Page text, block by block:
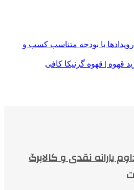
با بودجه متناسب کسب و
قهوه | قهوه گرنیکا کافی
یارانه نقدی و کالابرگ